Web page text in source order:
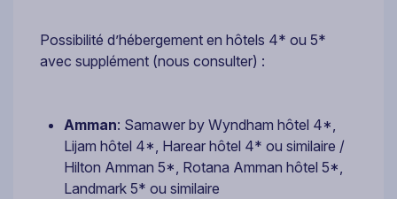
Possibilité d’hébergement en hôtels 4* ou 5*
avec supplément (nous consulter) :
Amman: Samawer by Wyndham hôtel 4*,
Lijam hôtel 4*, Harear hôtel 4* ou similaire /
Hilton Amman 5*, Rotana Amman hôtel 5*,
Landmark 5* ou similaire